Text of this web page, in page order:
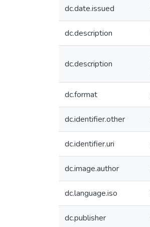
dc.date.issued
dc.description
dc.description
dc.format
dc.identifier.other
dc.identifier.uri
dc.image.author
dc.language.iso
dc.publisher